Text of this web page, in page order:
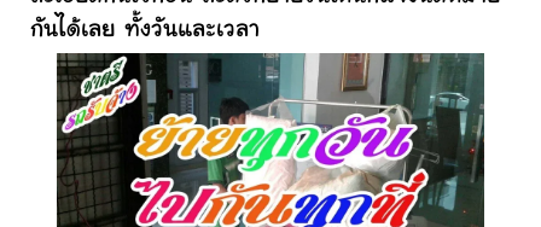
กันได้เลย ทั้งวันและเวลา